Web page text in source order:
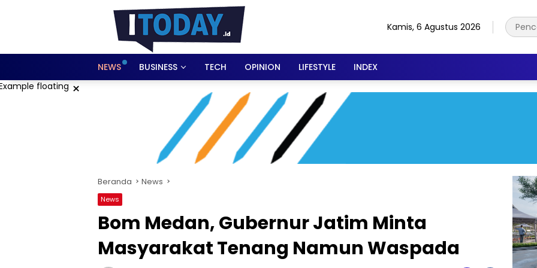
Kamis, 6 Agustus 2026
NEWS BUSINESS TECH OPINION LIFESTYLE INDEX
×
Beranda News
News
Bom Medan, Gubernur Jatim Minta
Masyarakat Tenang Namun Waspada